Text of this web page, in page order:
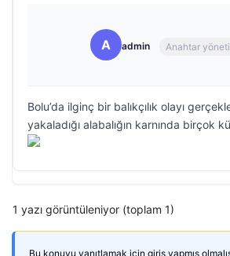
A admin Anahtar
Bolu’da ilginç bir balıkçılık olayı
yakaladığı alabalığın karnında birçok
1 yazı görüntüleniyor (toplam 1)
Bu konuyu yanıtlamak için giriş yapmış